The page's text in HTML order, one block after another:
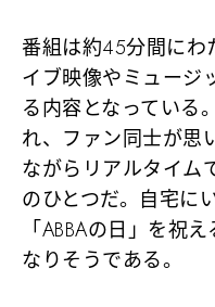
番組は約45分間にわ
イブ映像やミュージ
る内容となっている
れ、ファン同士が思
ながらリアルタイム
のひとつだ。自宅に
「ABBAの日」を祝
なりそうである。